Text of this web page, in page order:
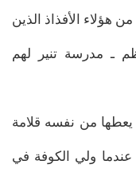
هؤلاء الأفذاذ الذين
ـ مدرسة تنير لهم
يعطها من نفسه قلامة
ولي الكوفة في